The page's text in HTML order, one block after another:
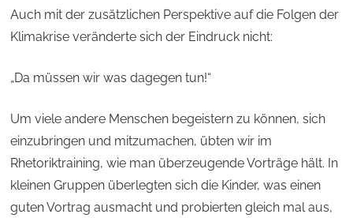
Auch mit der zusätzlichen Perspektive auf die Folgen der
Klimakrise veränderte sich der Eindruck nicht:
„Da müssen wir was dagegen tun!“
Um viele andere Menschen begeistern zu können, sich
einzubringen und mitzumachen, übten wir im
Rhetoriktraining, wie man überzeugende Vorträge hält. In
kleinen Gruppen überlegten sich die Kinder, was einen
guten Vortrag ausmacht und probierten gleich mal aus,